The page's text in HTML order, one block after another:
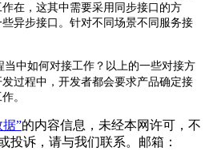
在，这其中需要采用同步接口的方
异步接口。针对不同场景不同服务接
当中如何对接工作？以上的一些对接方
过程中，开发者都会要求产品确定接
。
据”的内容信息，未经本网许可，不
投诉，请与我们联系。邮箱：